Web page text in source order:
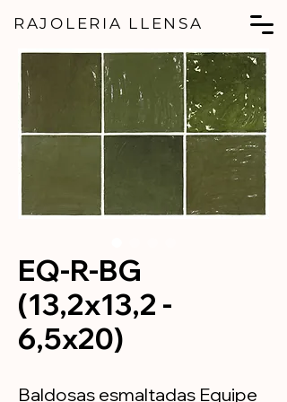
RAJOLERIA LLENSA
EQ-R-BG
(13,2x13,2 -
6,5x20)
Baldosas esmaltadas Equipe